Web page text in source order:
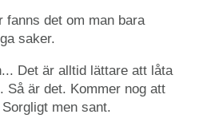
fanns det om man bara
saker.
Det är alltid lättare att låta
Så är det. Kommer nog att
men sant.